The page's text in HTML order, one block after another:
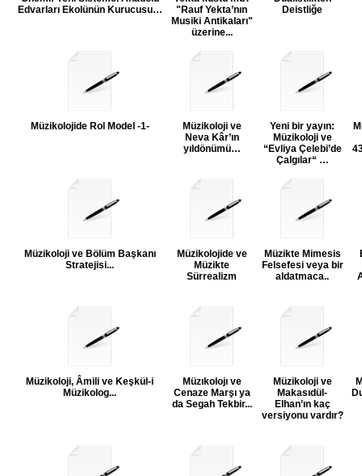
Edvarları Ekolünün Kurucusu…
"Rauf Yekta’nın
Musiki Antikaları"
üzerine...
Deistliğe
Müzikolojide Rol Model -1-
Müzikoloji ve
Neva Kâr’ın
yıldönümü…
Yeni bir yayın:
Müzikoloji ve
“Evliya Çelebi’de
Çalgılar“ …
Müzikoloji ve Bölüm Başkanı
Stratejisi...
Müzikolojide ve
Müzikte
Sürrealizm
Müzikte Mimesis
Felsefesi veya bir
aldatmaca..
Müzikoloji, Âmili ve Keşkül-i
Müzikolog...
Müzıkolojı ve
Cenaze Marşı ya
da Segah Tekbir...
Müzikoloji ve
Makasıdül-
Elhan’ın kaç
versiyonu vardır?